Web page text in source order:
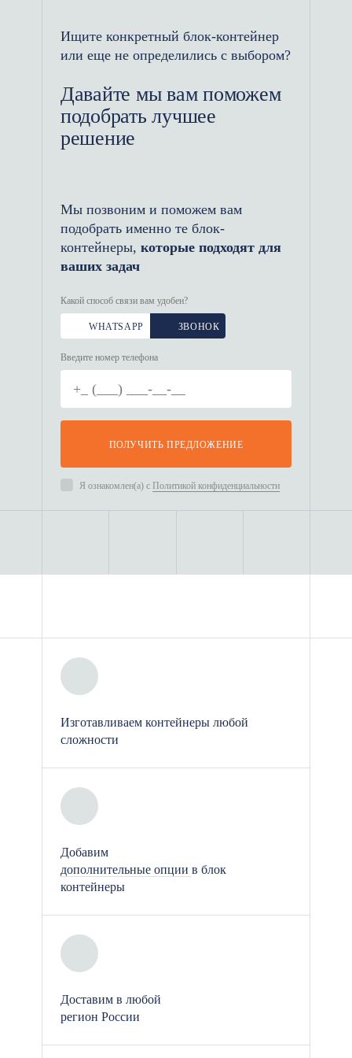
увеличения площади, изменять
планировку или оснащать
оборудованием.
другой. Это делает их
идеальными для объектов с
временным размещением, таких
как строительные базы,
временные кемпинги или
мероприятия.
Прочность и долговечность:
Блок-контейнеры выполнены из
прочных и устойчивых
металлические каркасные
что гарантирует долгосрочную
дождь, снег и высокие
температуры, что делает их
любых климатических условиях.
Энергоэффективность:
Модульные гостиницы оснащены
качественными
теплоизоляционными
материалами, что позволяет
поддерживать комфортную
кондиционирование.
Что входит в стандартную
комплектацию отеля из
Ищите конкретный блок-контейнер
или еще не определились с выбором?
Давайте мы вам поможем
подобрать лучшее
решение
Мы позвоним и поможем вам
подобрать именно те блок-
контейнеры, которые подходят для
ваших задач
Какой способ связи вам удобен?
WHATSAPP ЗВОНОК
Введите номер телефона
ПОЛУЧИТЬ ПРЕДЛОЖЕНИЕ
Я ознакомлен(а) с Политикой конфиденциальности
Изготавливаем контейнеры любой
сложности
Добавим
дополнительные опции в блок
контейнеры
Доставим в любой
регион России